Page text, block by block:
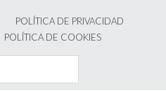
POLÍTICA DE PRIVACIDAD
POLÍTICA DE COOKIES